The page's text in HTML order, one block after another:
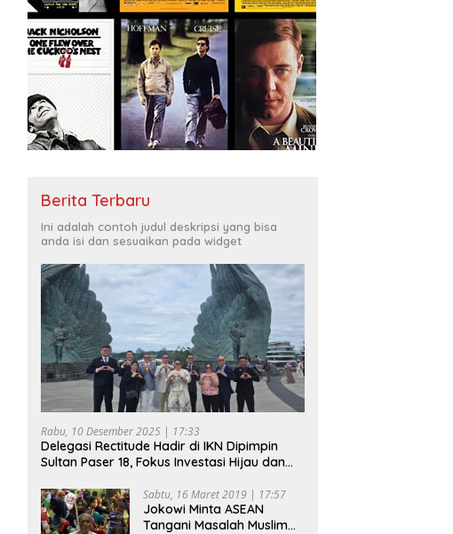
Berita Terbaru
Ini adalah contoh judul deskripsi yang bisa
anda isi dan sesuaikan pada widget
Rabu, 10 Desember 2025 | 17:33
Delegasi Rectitude Hadir di IKN Dipimpin
Sultan Paser 18, Fokus Investasi Hijau dan
Sabtu, 16 Maret 2019 | 17:57
Jokowi Minta ASEAN
Tangani Masalah Muslim